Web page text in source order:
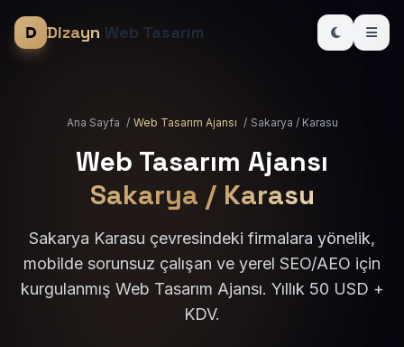
Dizayn Web Tasarım
Ana Sayfa / Web Tasarım Ajansı / Sakarya / Karasu
Web Tasarım Ajansı
Sakarya / Karasu
Sakarya Karasu çevresindeki firmalara yönelik,
mobilde sorunsuz çalışan ve yerel SEO/AEO için
kurgulanmış Web Tasarım Ajansı. Yıllık 50 USD +
KDV.